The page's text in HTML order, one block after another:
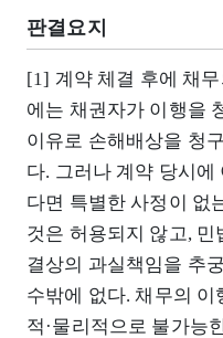
판결요지
[1] 계약 체결 후에 채
에는 채권자가 이행을
이유로 손해배상을 청
다. 그러나 계약 당시
다면 특별한 사정이 없
것은 허용되지 않고, 민
결상의 과실책임을 추
수밖에 없다. 채무의
적·물리적으로 불가능